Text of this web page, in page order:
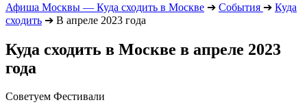
Афиша Москвы — Куда сходить в Москве ➔ События ➔ Куда
сходить ➔ В апреле 2023 года
Куда сходить в Москве в апреле 2023
года
Советуем Фестивали